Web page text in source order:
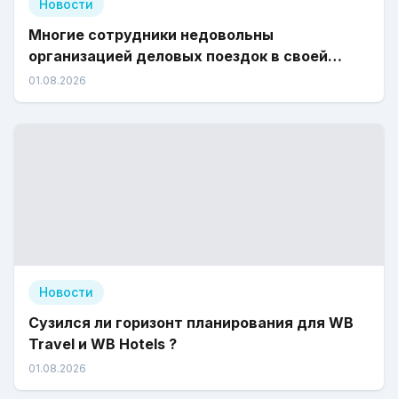
Новости
Многие сотрудники недовольны
организацией деловых поездок в своей
компании
01.08.2026
Новости
Сузился ли горизонт планирования для WB
Travel и WB Hotels ?
01.08.2026